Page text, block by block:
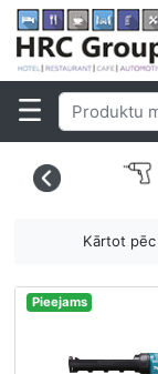
Kārtot pēc
Pieejams